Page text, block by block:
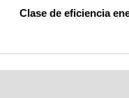
Clase de eficiencia